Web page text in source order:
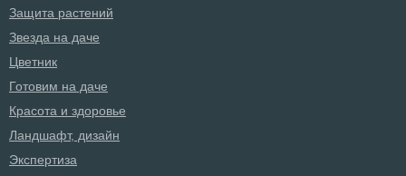
Защита растений
Звезда на даче
Цветник
Готовим на даче
Красота и здоровье
Ландшафт, дизайн
Экспертиза